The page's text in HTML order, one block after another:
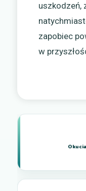
uszkodzeń,
zapobiec
w